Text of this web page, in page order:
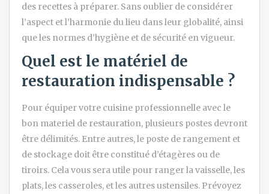
des recettes à préparer. Sans oublier de considérer
l’aspect et l’harmonie du lieu dans leur globalité, ainsi
que les normes d’hygiène et de sécurité en vigueur.
Quel est le matériel de
restauration indispensable ?
Pour équiper votre cuisine professionnelle avec le
bon materiel de restauration, plusieurs postes devront
être délimités. Entre autres, le poste de rangement et
de stockage doit être constitué d’étagères ou de
tiroirs. Cela vous sera utile pour ranger la vaisselle, les
plats, les casseroles, et les autres ustensiles. Prévoyez